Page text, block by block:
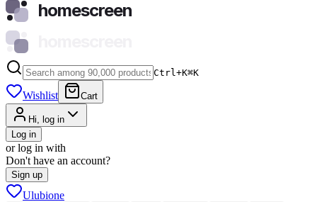
homescreen
Ctrl+K⌘K
Wishlist Cart
Hi, log in
Log in
or log in with
Don't have an account?
Sign up
Ulubione